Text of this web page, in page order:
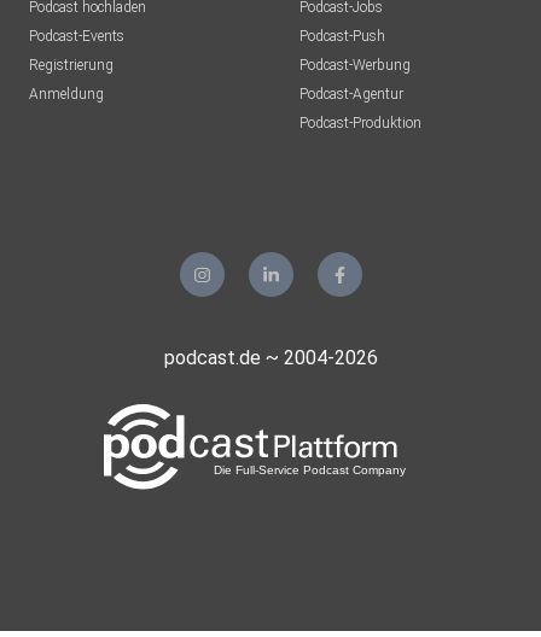
Podcast hochladen
Podcast-Events
Registrierung
Anmeldung
Podcast-Jobs
Podcast-Push
Podcast-Werbung
Podcast-Agentur
Podcast-Produktion
podcast.de ~ 2004-2026